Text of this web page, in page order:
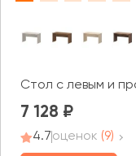
Стол с левым и
7 128
4.7оценок (9)